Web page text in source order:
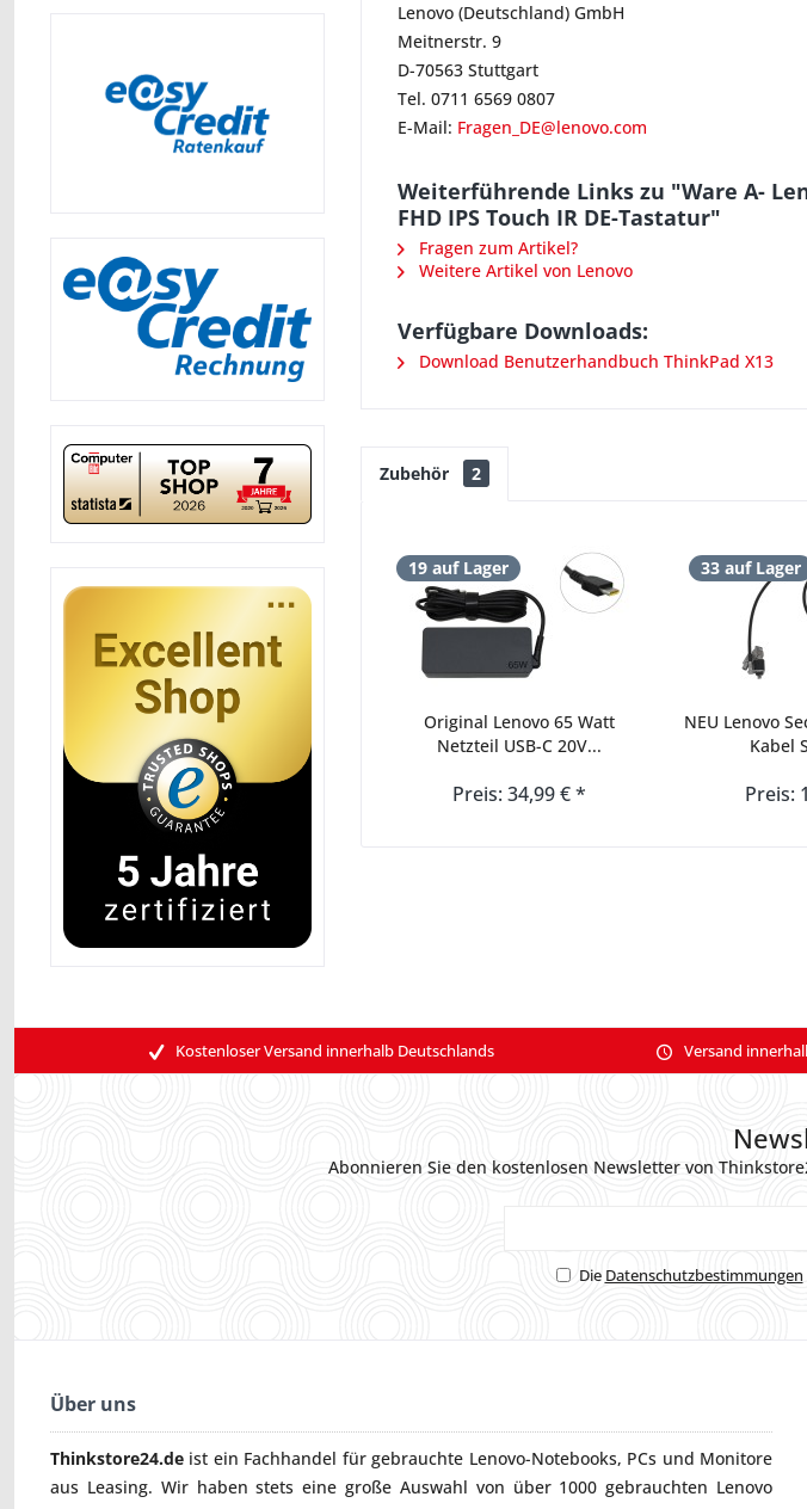
Lenovo (Deutschland) GmbH
Meitnerstr. 9
D-70563 Stuttgart
Tel. 0711 6569 0807
E-Mail: Fragen_DE@lenovo.com
Weiterführende Links zu "Ware A-
FHD IPS Touch IR DE-Tastatur"
Fragen zum Artikel?
Weitere Artikel von Lenovo
Verfügbare Downloads:
Download Benutzerhandbuch ThinkPad X13
Zubehör 2
19 auf Lager
Original Lenovo 65 Watt
Netzteil USB-C 20V...
Preis: 34,99 € *
33 auf Lager
NEU Lenovo
Kabel
Preis:
Kostenloser Versand innerhalb Deutschlands Versand
Abonnieren Sie den kostenlosen Newsletter von
Die Datenschutzbestimmungen
Über uns
Thinkstore24.de ist ein Fachhandel für gebrauchte Lenovo-Notebooks, PCs und Monitore
aus Leasing. Wir haben stets eine große Auswahl von über 1000 gebrauchten Lenovo